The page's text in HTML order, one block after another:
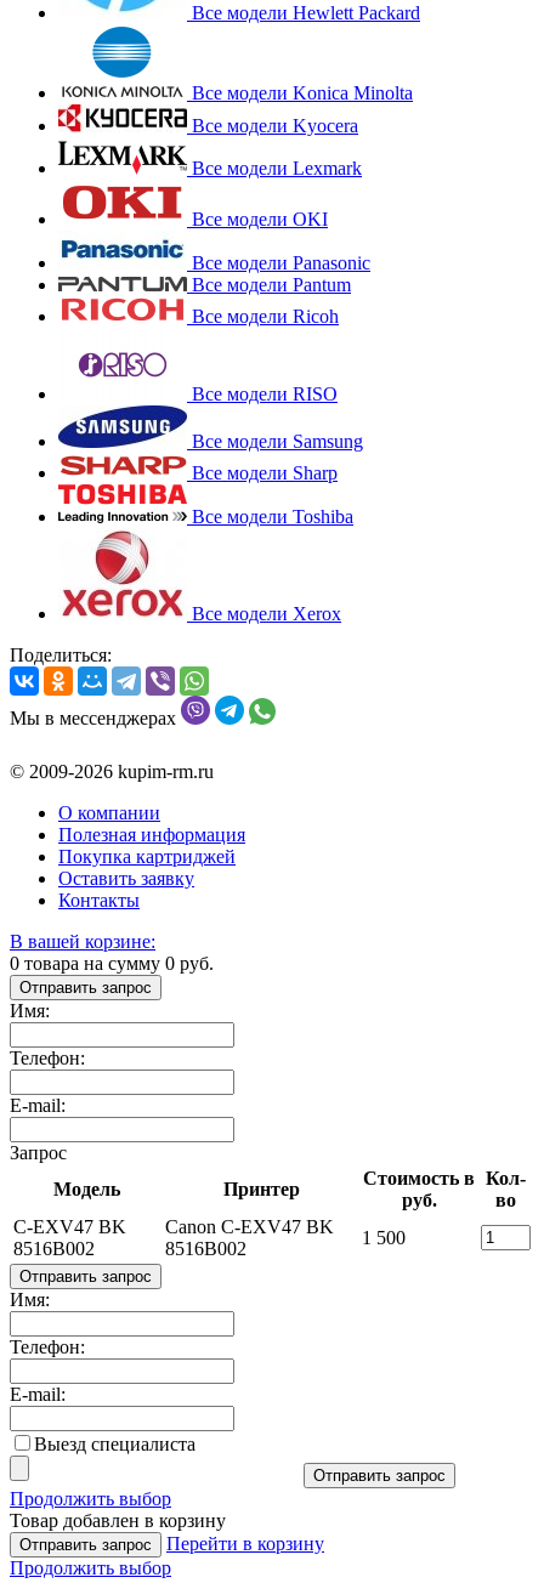
Все модели Hewlett Packard
Все модели Konica Minolta
Все модели Kyocera
Все модели Lexmark
Все модели OKI
Все модели Panasonic
Все модели Pantum
Все модели Ricoh
Все модели RISO
Все модели Samsung
Все модели Sharp
Все модели Toshiba
Все модели Xerox
Поделиться:
Мы в мессенджерах
© 2009-2026 kupim-rm.ru
О компании
Полезная информация
Покупка картриджей
Оставить заявку
Контакты
В вашей корзине:
0 товара на сумму 0 руб.
Отправить запрос
Имя:
Телефон:
E-mail:
Запрос
Модель
Принтер
Стоимость в
руб.
Кол-
во
C-EXV47 BK
8516B002
Canon C-EXV47 BK
8516B002
1 500
Отправить запрос
Имя:
Телефон:
E-mail:
Выезд специалиста
Отправить запрос
Продолжить выбор
Товар добавлен в корзину
Отправить запрос
Перейти в корзину
Продолжить выбор